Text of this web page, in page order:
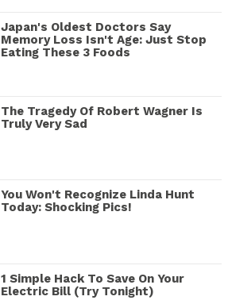
Japan's Oldest Doctors Say
Memory Loss Isn't Age: Just Stop
Eating These 3 Foods
The Tragedy Of Robert Wagner Is
Truly Very Sad
You Won't Recognize Linda Hunt
Today: Shocking Pics!
1 Simple Hack To Save On Your
Electric Bill (Try Tonight)